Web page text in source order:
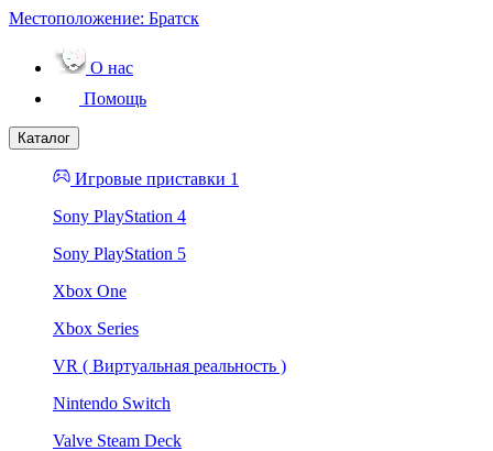
Местоположение: Братск
О нас
Помощь
Каталог
Игровые приставки 1
Sony PlayStation 4
Sony PlayStation 5
Xbox One
Xbox Series
VR ( Виртуальная реальность )
Nintendo Switch
Valve Steam Deck